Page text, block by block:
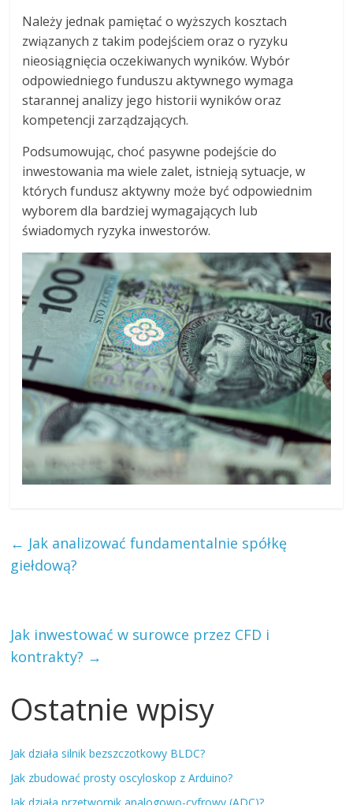
Należy jednak pamiętać o wyższych kosztach
związanych z takim podejściem oraz o ryzyku
nieosiągnięcia oczekiwanych wyników. Wybór
odpowiedniego funduszu aktywnego wymaga
starannej analizy jego historii wyników oraz
kompetencji zarządzających.
Podsumowując, choć pasywne podejście do
inwestowania ma wiele zalet, istnieją sytuacje, w
których fundusz aktywny może być odpowiednim
wyborem dla bardziej wymagających lub
świadomych ryzyka inwestorów.
← Jak analizować fundamentalnie spółkę
giełdową?
Jak inwestować w surowce przez CFD i
kontrakty? →
Ostatnie wpisy
Jak działa silnik bezszczotkowy BLDC?
Jak zbudować prosty oscyloskop z Arduino?
Jak działa przetwornik analogowo-cyfrowy (ADC)?